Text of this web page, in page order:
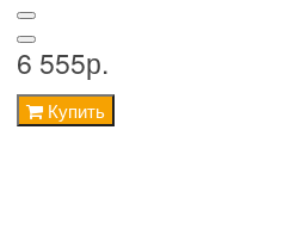
6 555р.
Купить